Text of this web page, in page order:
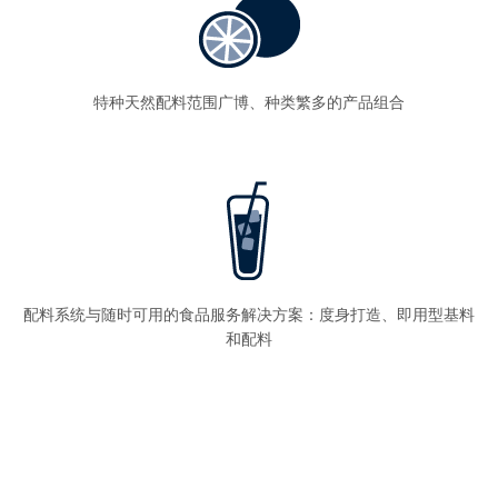
特种天然配料范围广博、种类繁多的产品组合
配料系统与随时可用的食品服务解决方案：度身打造、即用型基料
和配料